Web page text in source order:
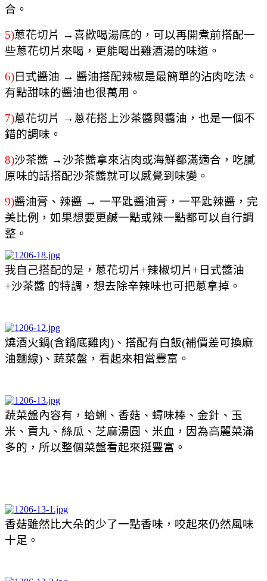
合。
5)蔥花切片 →喜歡喝湯底的，可以再開煮前搭配一
些蔥花切片來喝，更能喝出雞酒湯的味道。
6)日式醬油 → 醬油搭配辣椒是最簡單的沾肉吃法。
有點甜味的醬油也很萬用。
7)蔥花切片 →蔥花搭上沙茶醬與醬油，也是一個不
錯的調味。
8)沙茶醬 →沙茶醬拿來沾肉或海鮮都滿適合，吃膩
原味的話搭配沙茶醬就可以感覺到味變。
9)醬油膏、辣醬 → 一平匙醬油膏，一平匙辣醬，完
美比例，如果想要更鹹一點或辣一點都可以自行調
整。
我自己搭配的是， 蔥花切片+辣椒切片+ 日式醬油
+沙茶醬 的特調，想去除辛辣味也可把蔥拿掉。
燒酒火鍋(含鍋底雞肉)、搭配有白飯(補價差可換麻
油麵線)、蔬菜盤，看起來相當豐富。
蔬菜盤內容有，蛤蜊、香菇、蟳味棒、金針、玉
米、貢丸、絲瓜、芝麻湯圓、米血，因為高麗菜滿
多的，所以整個菜盤看起來挺豐富。
香菇雖然比大朵的少了一點香味，咬起來仍然風味
十足。